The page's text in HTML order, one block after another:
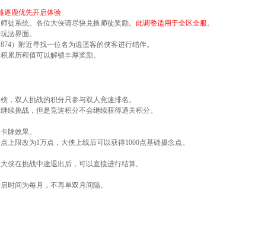
逐鹿优先开启体验
徒系统。各位大侠请尽快兑换师徒奖励。 此调整适用于全区全服。
法界面。
）附近寻找一位名为逍遥客的侠客进行结伴。
累历程值可以解锁丰厚奖励。
，双人挑战的积分只参与双人竞速排名。
续挑战，但是竞速积分不会继续获得通关积分。
牌效果。
上限改为1万点，大侠上线后可以获得1000点基础摄念点。
侠在挑战中途退出后，可以直接进行结算。
时间为每月，不再单双月间隔。